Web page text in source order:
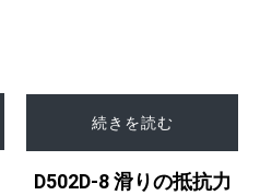
続きを読む
D502D-8 滑りの抵抗力